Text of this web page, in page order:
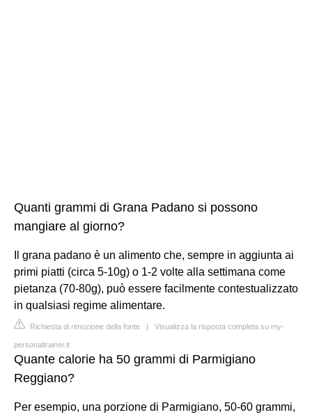
Quanti grammi di Grana Padano si possono
mangiare al giorno?
Il grana padano è un alimento che, sempre in aggiunta ai
primi piatti (circa 5-10g) o 1-2 volte alla settimana come
pietanza (70-80g), può essere facilmente contestualizzato
in qualsiasi regime alimentare.
Richiesta di rimozione della fonte | Visualizza la risposta completa su my-
personaltrainer.it
Quante calorie ha 50 grammi di Parmigiano
Reggiano?
Per esempio, una porzione di Parmigiano, 50-60 grammi,